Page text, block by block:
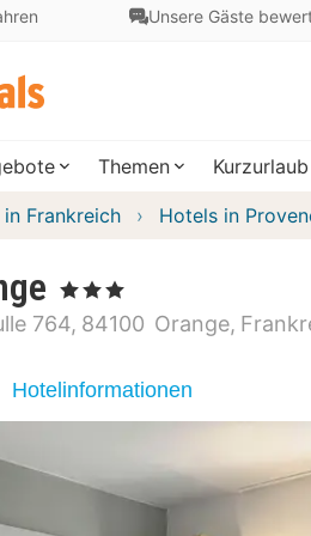
Unsere Gäste
Themen Kurzurlaub
Frankreich Hotels in
, 3 Sterne
764 84100 Orange
Hotelinformationen